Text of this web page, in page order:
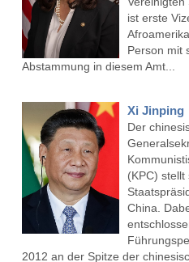
ist erste
Person mit
Abstammung in diesem Amt...
Xi Jinping
Der
(KPC) stellt
China.
2012 an der Spitze der